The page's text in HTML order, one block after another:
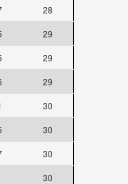
28
29
29
29
30
30
30
30